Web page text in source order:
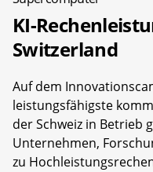
KI-
Switzerland
Auf dem
leistungsfähigste
der Schweiz in Betrieb
Unternehmen,
zu